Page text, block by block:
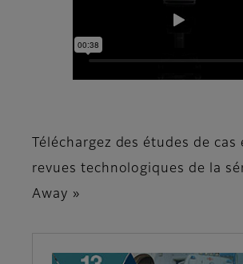
Téléchargez des études de cas
revues technologiques de la
Away »